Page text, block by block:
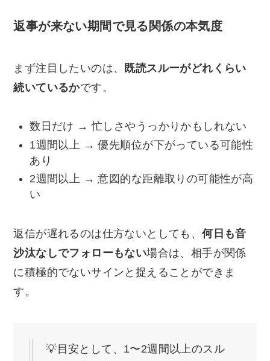
返事が来ない期間で見る関係の本気度
まず注目したいのは、
既読スルーがどれくらい
続いているかです。
数日だけ → 忙しさやうっかりかもしれない
1週間以上 → 優先順位が下がっている可能性
あり
2週間以上 → 意図的な距離取りの可能性が高
い
返信が遅れるのは仕方ないとしても、何日も音
沙汰なしでフォローもない場合は、相手が関係
に積極的でないサインと捉えることができま
す。
💡目安として、1〜2週間以上のスル